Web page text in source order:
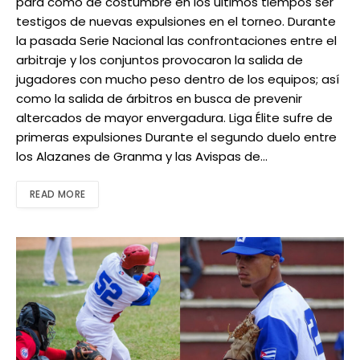
testigos de nuevas expulsiones en el torneo. Durante
la pasada Serie Nacional las confrontaciones entre el
arbitraje y los conjuntos provocaron la salida de
jugadores con mucho peso dentro de los equipos; así
como la salida de árbitros en busca de prevenir
altercados de mayor envergadura. Liga Élite sufre de
primeras expulsiones Durante el segundo duelo entre
los Alazanes de Granma y las Avispas de…
READ MORE